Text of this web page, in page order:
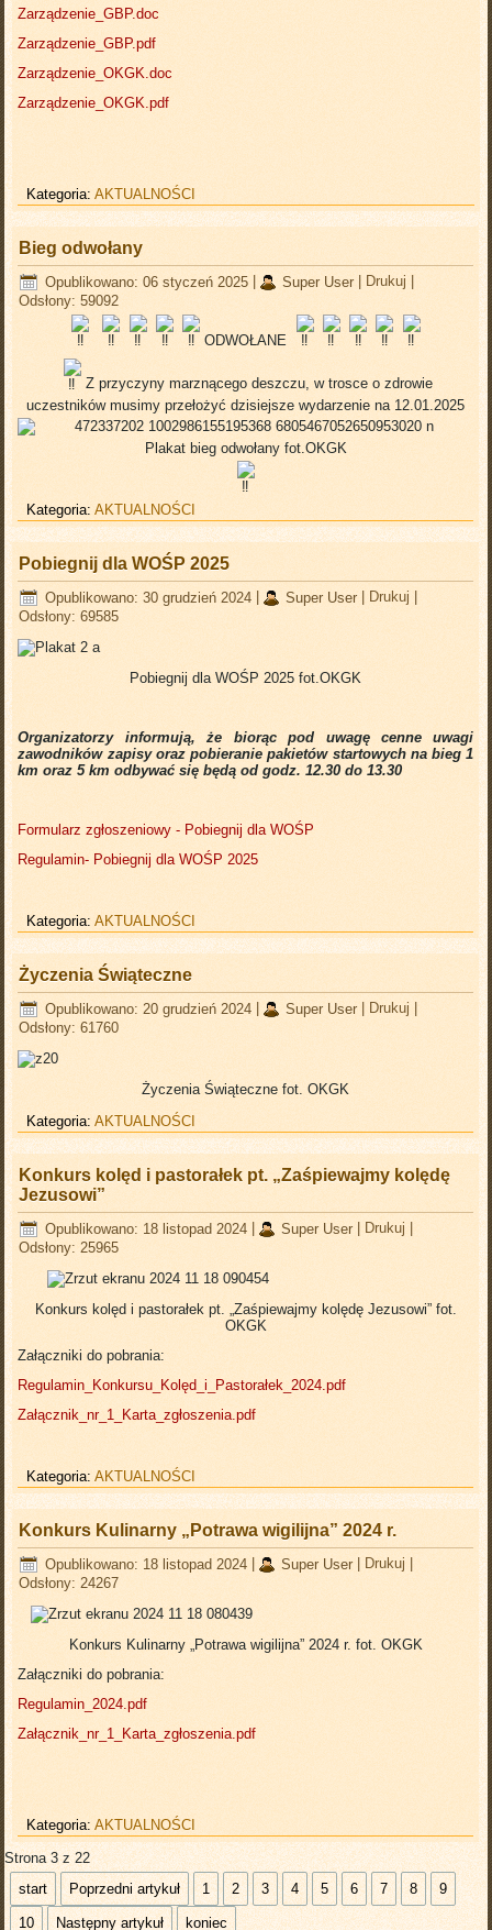
Zarządzenie_GBP.doc
Zarządzenie_GBP.pdf
Zarządzenie_OKGK.doc
Zarządzenie_OKGK.pdf
Kategoria:AKTUALNOŚCI
Bieg odwołany
Opublikowano: 06 styczeń 2025 Super User Drukuj
Odsłony: 59092
ODWOŁANE
Z przyczyny marznącego deszczu, w trosce o zdrowie
uczestników musimy przełożyć dzisiejsze wydarzenie na 12.01.2025
Plakat bieg odwołany fot.OKGK
Kategoria:AKTUALNOŚCI
Pobiegnij dla WOŚP 2025
Opublikowano: 30 grudzień 2024 Super User Drukuj
Odsłony: 69585
Pobiegnij dla WOŚP 2025 fot.OKGK
Organizatorzy informują, że biorąc pod uwagę cenne uwagi
zawodników zapisy oraz pobieranie pakietów startowych na bieg 1
km oraz 5 km odbywać się będą od godz. 12.30 do 13.30
Formularz zgłoszeniowy - Pobiegnij dla WOŚP
Regulamin- Pobiegnij dla WOŚP 2025
Kategoria:AKTUALNOŚCI
Życzenia Świąteczne
Opublikowano: 20 grudzień 2024 Super User| Drukuj
Odsłony: 61760
Życzenia Świąteczne fot. OKGK
Kategoria:AKTUALNOŚCI
Konkurs kolęd i pastorałek pt. „Zaśpiewajmy kolędę
Jezusowi”
Opublikowano: 18 listopad 2024 Super User Drukuj
Odsłony: 25965
Konkurs kolęd i pastorałek pt. „Zaśpiewajmy kolędę Jezusowi” fot.
OKGK
Załączniki do pobrania:
Regulamin_Konkursu_Kolęd_i_Pastorałek_2024.pdf
Załącznik_nr_1_Karta_zgłoszenia.pdf
Kategoria:AKTUALNOŚCI
Konkurs Kulinarny „Potrawa wigilijna” 2024 r.
Opublikowano: 18 listopad 2024 Super User| Drukuj
Odsłony: 24267
Konkurs Kulinarny „Potrawa wigilijna” 2024 r. fot. OKGK
Załączniki do pobrania:
Regulamin_2024.pdf
Załącznik_nr_1_Karta_zgłoszenia.pdf
Kategoria:AKTUALNOŚCI
Strona 3 z 22
start
Poprzedni artykuł 1 2 3 4 5 6 7 8 9
10 Następny artykuł koniec